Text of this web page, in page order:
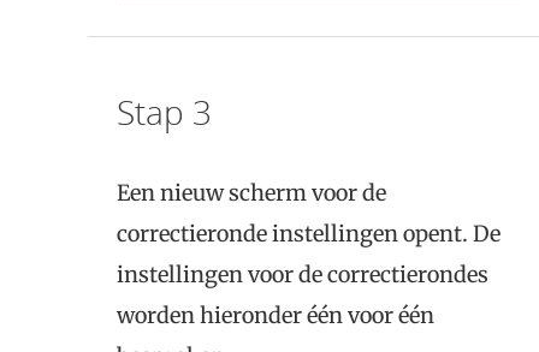
Stap 3
Een nieuw scherm voor de
correctieronde instellingen opent. De
instellingen voor de correctierondes
worden hieronder één voor één